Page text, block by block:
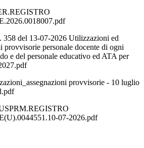
358 del 13-07-2026 Utilizzazioni ed
provvisorie personale docente di ogni
e del personale educativo ed ATA per
provvisorie - 10 luglio
07-2026.pdf